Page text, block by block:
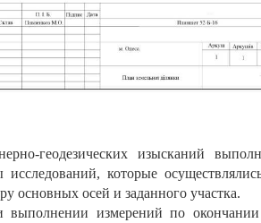
геодезических изысканий
которые
основных осей и заданного участка.
измерений по окончании